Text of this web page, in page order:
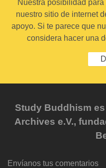
Nuestra posibilidad
nuestro sitio de internet
apoyo. Si te parece que
considera hacer una
Study Buddhism
Archives e.V.,
Envíanos tus comentarios